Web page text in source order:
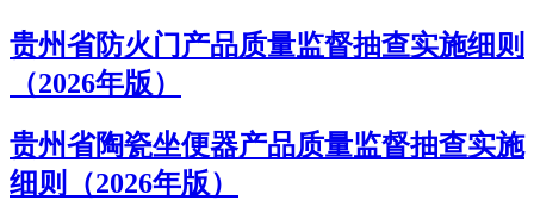
贵州省防火门产品质量监督抽查实施细则
（2026年版）
贵州省陶瓷坐便器产品质量监督抽查实施
细则（2026年版）